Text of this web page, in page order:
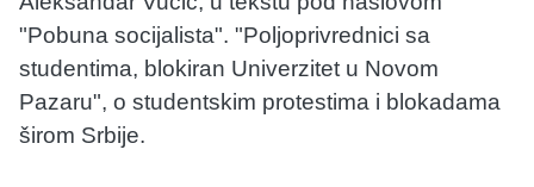
"Pobuna socijalista". "Poljoprivrednici sa
studentima, blokiran Univerzitet u Novom
Pazaru", o studentskim protestima i blokadama
širom Srbije.